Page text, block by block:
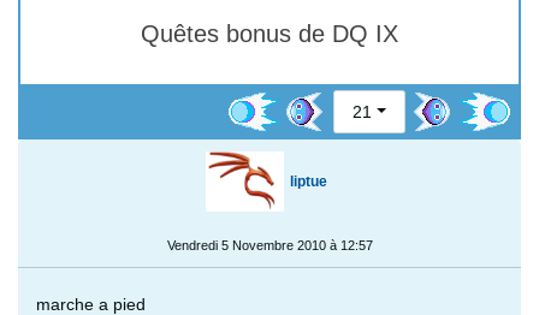
Quêtes bonus de DQ IX
21
liptue
Vendredi 5 Novembre 2010 à 12:57
marche a pied